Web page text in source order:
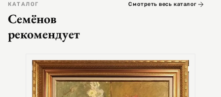
КАТАЛОГ
Семёнов
рекомендует
Смотреть весь каталог